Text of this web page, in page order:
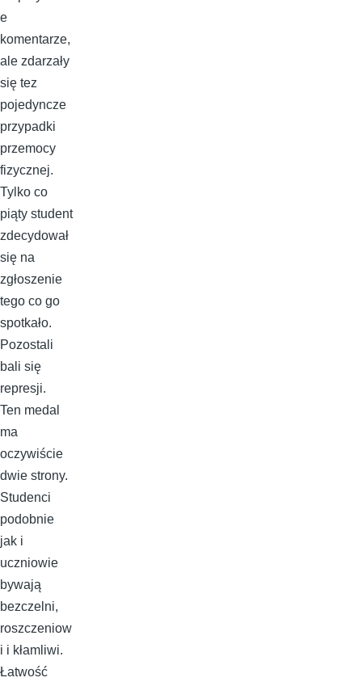
e
komentarze,
ale zdarzały
się tez
pojedyncze
przypadki
przemocy
fizycznej.
Tylko co
piąty student
zdecydował
się na
zgłoszenie
tego co go
spotkało.
Pozostali
bali się
represji.
Ten medal
ma
oczywiście
dwie strony.
Studenci
podobnie
jak i
uczniowie
bywają
bezczelni,
roszczeniow
i i kłamliwi.
Łatwość